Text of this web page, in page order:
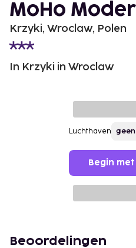
MoHo
Krzyki, Wroclaw, Polen
In Krzyki in Wroclaw
Luchthaven
Begin
Beoordelingen